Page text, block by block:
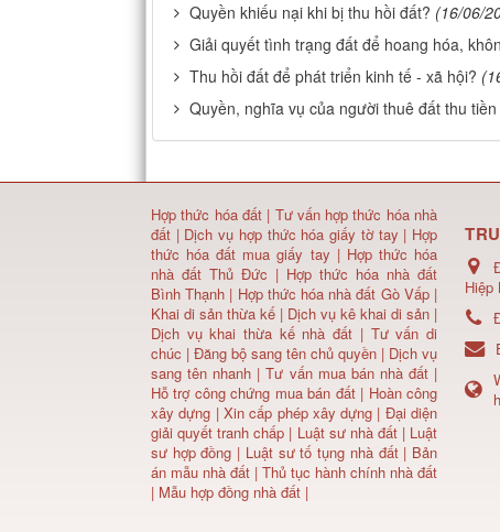
Quyền khiếu nại khi bị thu hồi đất? (16/06/
Giải quyết tình trạng đất để hoang hóa,
Thu hồi đất để phát triển kinh tế - xã hội?
Quyền, nghĩa vụ của người thuê đất thu
Hợp thức hóa đất| Tư vấn hợp thức hóa nhà
đất | Dịch vụ hợp thức hóa giấy tờ tay | Hợp
thức hóa đất mua giấy tay | Hợp thức hóa
nhà đất Thủ Đức | Hợp thức hóa nhà đất
Bình Thạnh | Hợp thức hóa nhà đất Gò Vấp|
Khai di sản thừa kế | Dịch vụ kê khai di sản |
Dịch vụ khai thừa kế nhà đất | Tư vấn di
chúc | Đăng bộ sang tên chủ quyền | Dịch vụ
sang tên nhanh |Tư vấn mua bán nhà đất |
Hỗ trợ công chứng mua bán đất | Hoàn công
xây dựng | Xin cấp phép xây dựng | Đại diện
giải quyết tranh chấp | Luật sư nhà đất| Luật
sư hợp đồng | Luật sư tố tụng nhà đất | Bản
án mẫu nhà đất | Thủ tục hành chính nhà đất
| Mẫu hợp đồng nhà đất |
Hiệp